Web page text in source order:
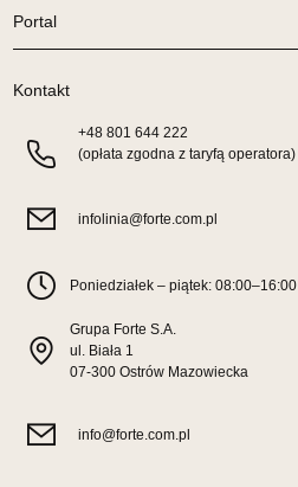
Salon meblowy
UL.DWORCOWA 4
83-340 SIERAKOWICE
Adres e-mail:
Godziny otwarcia
SALON MEBLOWY PRYM
Salon meblowy
Portal
Kontakt
+48 801 644 222
(opłata zgodna z taryfą operatora)
infolinia@forte.com.pl
Poniedziałek – piątek: 08:00–16:00
Grupa Forte S.A.
ul. Biała 1
07-300 Ostrów Mazowiecka
info@forte.com.pl